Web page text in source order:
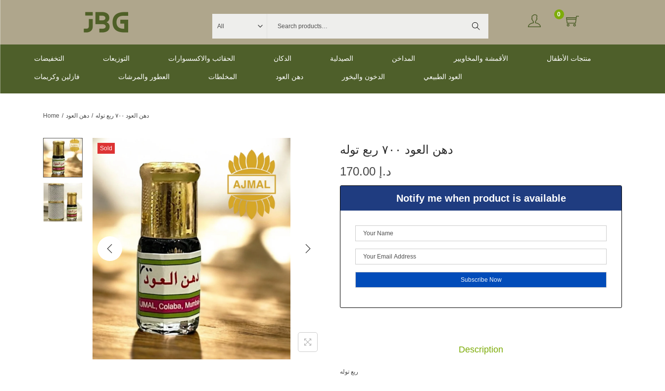
Search
0
التخفيضات التوزيعات الحقائب والاكسسوارات الدكان الصيدلية المداخن الأقمشة والمخاويير منتجات الأطفال
فازلين وكريمات العطور والمرشات المخلطات دهن العود الدخون والبخور العود الطبيعي
Home / دهن العود / دهن العود ٧٠٠ ربع توله
Sold
دهن العود ٧٠٠ ربع توله
د.إ
Notify me when product is available
Description
ربع توله